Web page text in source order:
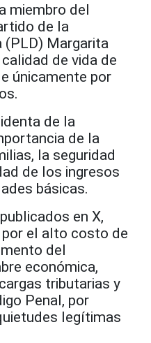
miembro del
de la
(PLD) Margarita
de vida de
únicamente por
de la
de la
la seguridad
de los ingresos
básicas.
en X,
el alto costo de
del
económica,
tributarias y
Penal, por
legítimas